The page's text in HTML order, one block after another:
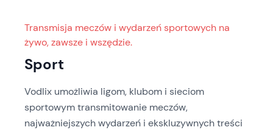
Transmisja meczów i wydarzeń sportowych na
żywo, zawsze i wszędzie.
Sport
Vodlix umożliwia ligom, klubom i sieciom
sportowym transmitowanie meczów,
najważniejszych wydarzeń i ekskluzywnych treści